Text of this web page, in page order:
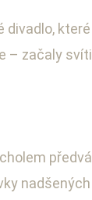
divadlo,
začaly